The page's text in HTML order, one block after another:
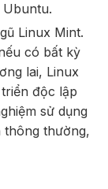
Linux Mint.
có bất kỳ
lai, Linux
độc lập
sử dụng
thông thường,